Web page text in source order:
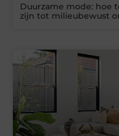
Duurzame mode: hoe
zijn tot milieubewust